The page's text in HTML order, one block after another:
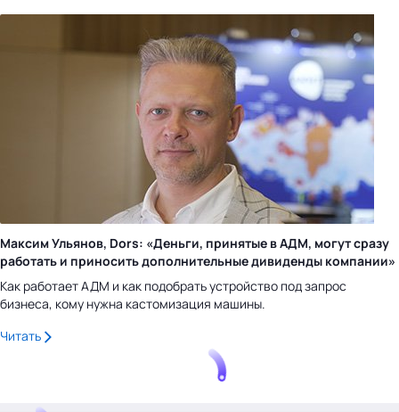
Максим Ульянов, Dors: «Деньги, принятые в АДМ, могут сразу
работать и приносить дополнительные дивиденды компании»
Как работает АДМ и как подобрать устройство под запрос
бизнеса, кому нужна кастомизация машины.
Читать